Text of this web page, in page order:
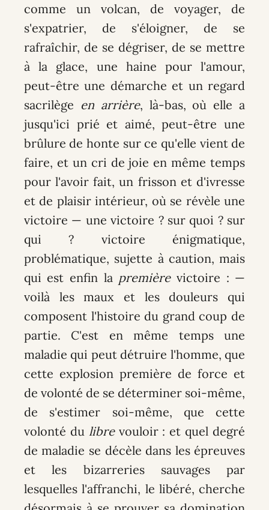
comme un volcan, de voyager, de
s'expatrier, de s'éloigner, de se
rafraîchir, de se dégriser, de se mettre
à la glace, une haine pour l'amour,
peut-être une démarche et un regard
sacrilège en arrière, là-bas, où elle a
jusqu'ici prié et aimé, peut-être une
brûlure de honte sur ce qu'elle vient de
faire, et un cri de joie en même temps
pour l'avoir fait, un frisson et d'ivresse
et de plaisir intérieur, où se révèle une
victoire — une victoire ? sur quoi ? sur
qui ? victoire énigmatique,
problématique, sujette à caution, mais
qui est enfin la premièrevictoire : —
voilà les maux et les douleurs qui
composent l'histoire du grand coup de
partie. C'est en même temps une
maladie qui peut détruire l'homme, que
cette explosion première de force et
de volonté de se déterminer soi-même,
de s'estimer soi-même, que cette
volonté du librevouloir : et quel degré
de maladie se décèle dans les épreuves
et les bizarreries sauvages par
lesquelles l'affranchi, le libéré, cherche